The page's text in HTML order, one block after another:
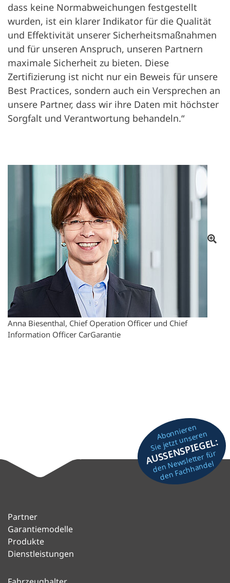
dass keine Normabweichungen festgestellt
wurden, ist ein klarer Indikator für die Qualität
und Effektivität unserer Sicherheitsmaßnahmen
und für unseren Anspruch, unseren Partnern
maximale Sicherheit zu bieten. Diese
Zertifizierung ist nicht nur ein Beweis für unsere
Best Practices, sondern auch ein Versprechen an
unsere Partner, dass wir ihre Daten mit höchster
Sorgfalt und Verantwortung behandeln.“
Anna Biesenthal, Chief Operation Officer und Chief
Information Officer CarGarantie
Abonnieren
Sie jetzt unseren
AUSSENSPIEGEL:
den Newsletter für
den Fachhandel
Partner
Garantiemodelle
Produkte
Dienstleistungen